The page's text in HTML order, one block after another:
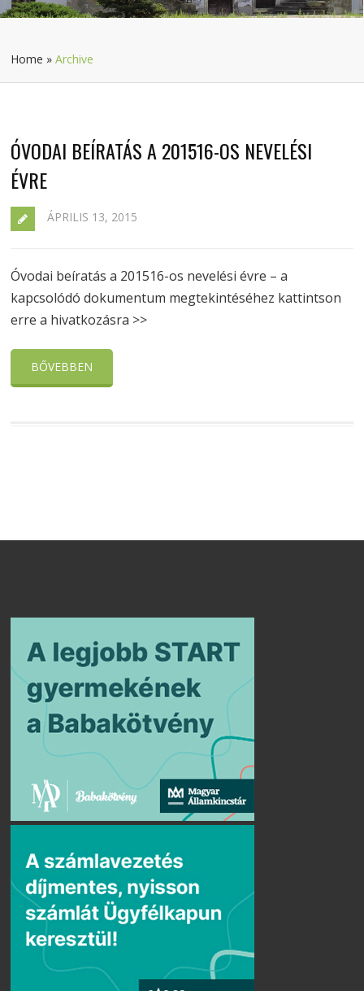
Home »Archive
ÓVODAI BEÍRATÁS A 201516-OS NEVELÉSI
ÉVRE
ÁPRILIS 13, 2015
Óvodai beíratás a 201516-os nevelési évre – a
kapcsolódó dokumentum megtekintéséhez kattintson
erre a hivatkozásra >>
BŐVEBBEN